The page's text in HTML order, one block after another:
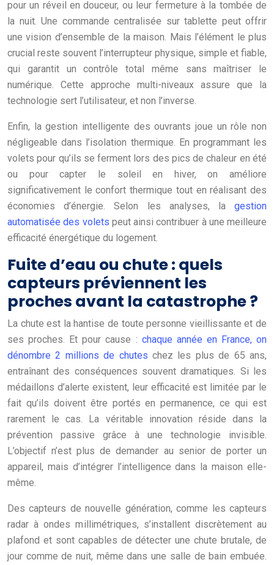
pour un réveil en douceur, ou leur fermeture à la tombée de
la nuit. Une commande centralisée sur tablette peut offrir
une vision d’ensemble de la maison. Mais l’élément le plus
crucial reste souvent l’interrupteur physique, simple et fiable,
qui garantit un contrôle total même sans maîtriser le
numérique. Cette approche multi-niveaux assure que la
technologie sert l’utilisateur, et non l’inverse.
Enfin, la gestion intelligente des ouvrants joue un rôle non
négligeable dans l’isolation thermique. En programmant les
volets pour qu’ils se ferment lors des pics de chaleur en été
ou pour capter le soleil en hiver, on améliore
significativement le confort thermique tout en réalisant des
économies d’énergie. Selon les analyses, la gestion
automatisée des volets peut ainsi contribuer à une meilleure
efficacité énergétique du logement.
Fuite d’eau ou chute : quels
capteurs préviennent les
proches avant la catastrophe ?
La chute est la hantise de toute personne vieillissante et de
ses proches. Et pour cause : chaque année en France, on
dénombre 2 millions de chutes chez les plus de 65 ans,
entraînant des conséquences souvent dramatiques. Si les
médaillons d’alerte existent, leur efficacité est limitée par le
fait qu’ils doivent être portés en permanence, ce qui est
rarement le cas. La véritable innovation réside dans la
prévention passive grâce à une technologie invisible.
L’objectif n’est plus de demander au senior de porter un
appareil, mais d’intégrer l’intelligence dans la maison elle-
même.
Des capteurs de nouvelle génération, comme les capteurs
radar à ondes millimétriques, s’installent discrètement au
plafond et sont capables de détecter une chute brutale, de
jour comme de nuit, même dans une salle de bain embuée.